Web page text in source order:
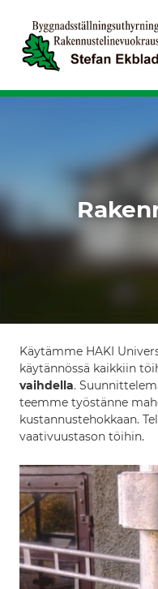
Käytämme HAKI
käytännössä kaikkiin
vaihdella.
teemme työstänne
kustannustehokkaan.
vaativuustason töihin.